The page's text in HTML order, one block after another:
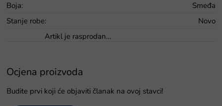
Boja:
Smeđa
Stanje robe:
Novo
Artikl je rasprodan…
Ocjena proizvoda
Budite prvi koji će objaviti članak na ovoj stavci!